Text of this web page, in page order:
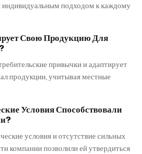
подходом к каждому
Свою Продукцию Для
привычки и адаптирует
продукции, учитывая местные
Условия Способствовали
условия и отсутствие сильных
компании позволили ей утвердиться